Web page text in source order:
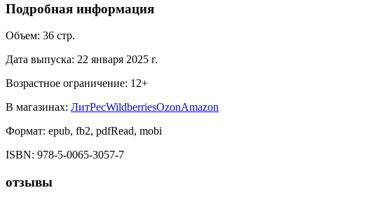
Подробная информация
Объем: 36 стр.
Дата выпуска: 22 января 2025 г.
Возрастное ограничение: 12+
В магазинах: ЛитРесWildberriesOzonAmazon
Формат: epub, fb2, pdfRead, mobi
ISBN: 978-5-0065-3057-7
отзывы